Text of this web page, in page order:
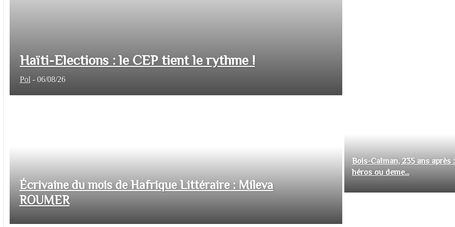
Haïti-Elections : le CEP tient le rythme !
Pol - 06/08/26
Écrivaine du mois de Hafrique Littéraire : Mileva
ROUMER
Bois-Caïman, 235 ans après
héros ou deme...